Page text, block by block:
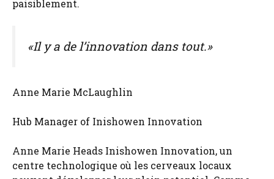
paisiblement.
«Il y a de l’innovation dans tout.»
Anne Marie McLaughlin
Hub Manager of Inishowen Innovation
Anne Marie Heads Inishowen Innovation, un
centre technologique où les cerveaux locaux